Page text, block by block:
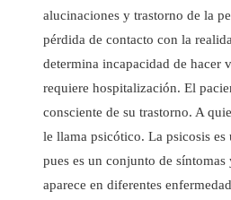
alucinaciones y trastorno de la
pérdida de contacto con la
determina incapacidad de hacer
requiere hospitalización. El
consciente de su trastorno. A
le llama psicótico. La psicosis es
pues es un conjunto de síntomas
aparece en diferentes